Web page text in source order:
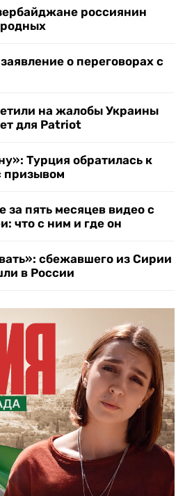
россиянин
родных
о переговорах с
на жалобы Украины
для Patriot
Турция обратилась к
призывом
за пять месяцев видео с
что с ним и где он
сбежавшего из Сирии
в России